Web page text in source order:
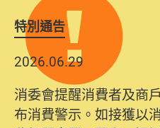
特別通告
2026.06.29
消委會提醒消費者及商
布消費警示。如接獲以